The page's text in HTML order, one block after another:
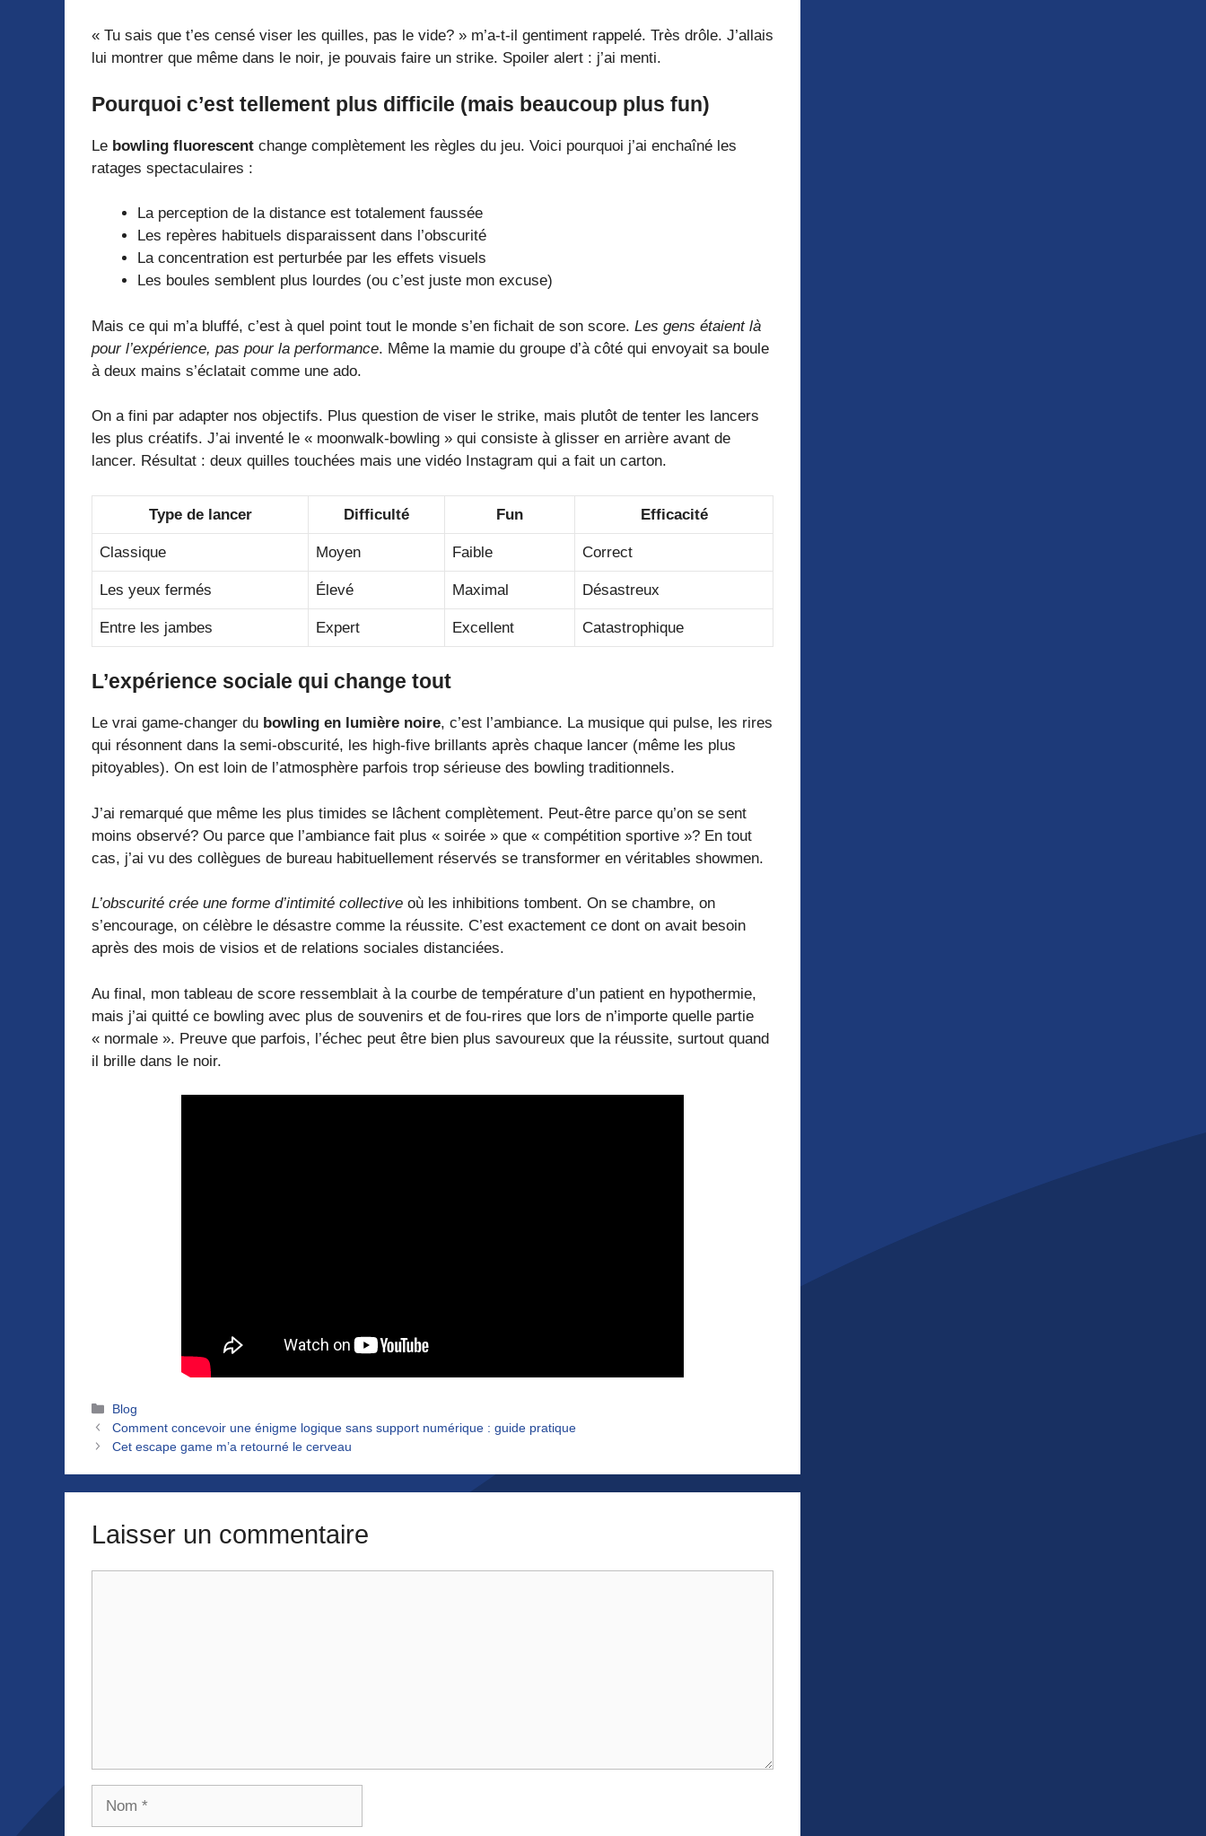
« Tu sais que t’es censé viser les quilles, pas le vide? » m’a-t-il gentiment rappelé. Très drôle. J’allais
lui montrer que même dans le noir, je pouvais faire un strike. Spoiler alert : j’ai menti.
Pourquoi c’est tellement plus difficile (mais beaucoup plus fun)
Le bowling fluorescent change complètement les règles du jeu. Voici pourquoi j’ai enchaîné les
ratages spectaculaires :
La perception de la distance est totalement faussée
Les repères habituels disparaissent dans l’obscurité
La concentration est perturbée par les effets visuels
Les boules semblent plus lourdes (ou c’est juste mon excuse)
Mais ce qui m’a bluffé, c’est à quel point tout le monde s’en fichait de son score. Les gens étaient là
pour l’expérience, pas pour la performance. Même la mamie du groupe d’à côté qui envoyait sa boule
à deux mains s’éclatait comme une ado.
On a fini par adapter nos objectifs. Plus question de viser le strike, mais plutôt de tenter les lancers
les plus créatifs. J’ai inventé le « moonwalk-bowling » qui consiste à glisser en arrière avant de
lancer. Résultat : deux quilles touchées mais une vidéo Instagram qui a fait un carton.
Type de lancer Difficulté Fun Efficacité
Classique Moyen Faible Correct
Les yeux fermés Élevé Maximal Désastreux
Entre les jambes Expert Excellent Catastrophique
L’expérience sociale qui change tout
Le vrai game-changer du bowling en lumière noire, c’est l’ambiance. La musique qui pulse, les rires
qui résonnent dans la semi-obscurité, les high-five brillants après chaque lancer (même les plus
pitoyables). On est loin de l’atmosphère parfois trop sérieuse des bowling traditionnels.
J’ai remarqué que même les plus timides se lâchent complètement. Peut-être parce qu’on se sent
moins observé? Ou parce que l’ambiance fait plus « soirée » que « compétition sportive »? En tout
cas, j’ai vu des collègues de bureau habituellement réservés se transformer en véritables showmen.
L’obscurité crée une forme d’intimité collective où les inhibitions tombent. On se chambre, on
s’encourage, on célèbre le désastre comme la réussite. C’est exactement ce dont on avait besoin
après des mois de visios et de relations sociales distanciées.
Au final, mon tableau de score ressemblait à la courbe de température d’un patient en hypothermie,
mais j’ai quitté ce bowling avec plus de souvenirs et de fou-rires que lors de n’importe quelle partie
« normale ». Preuve que parfois, l’échec peut être bien plus savoureux que la réussite, surtout quand
il brille dans le noir.
Catégories
Blog
Comment concevoir une énigme logique sans support numérique : guide pratique
Cet escape game m’a retourné le cerveau
Laisser un commentaire